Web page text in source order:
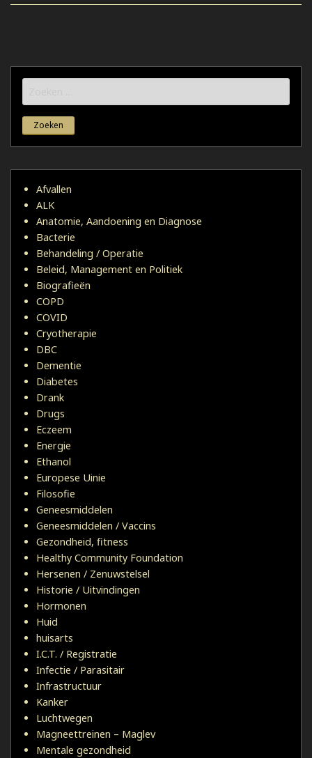
naar:
Afvallen
ALK
Anatomie, Aandoening en Diagnose
Bacterie
Behandeling / Operatie
Beleid, Management en Politiek
Biografieën
COPD
COVID
Cryotherapie
DBC
Dementie
Diabetes
Drank
Drugs
Eczeem
Energie
Ethanol
Europese Uinie
Filosofie
Geneesmiddelen
Geneesmiddelen / Vaccins
Gezondheid, fitness
Healthy Community Foundation
Hersenen / Zenuwstelsel
Historie / Uitvindingen
Hormonen
Huid
huisarts
I.C.T. / Registratie
Infectie / Parasitair
Infrastructuur
Kanker
Luchtwegen
Magneettreinen – Maglev
Mentale gezondheid